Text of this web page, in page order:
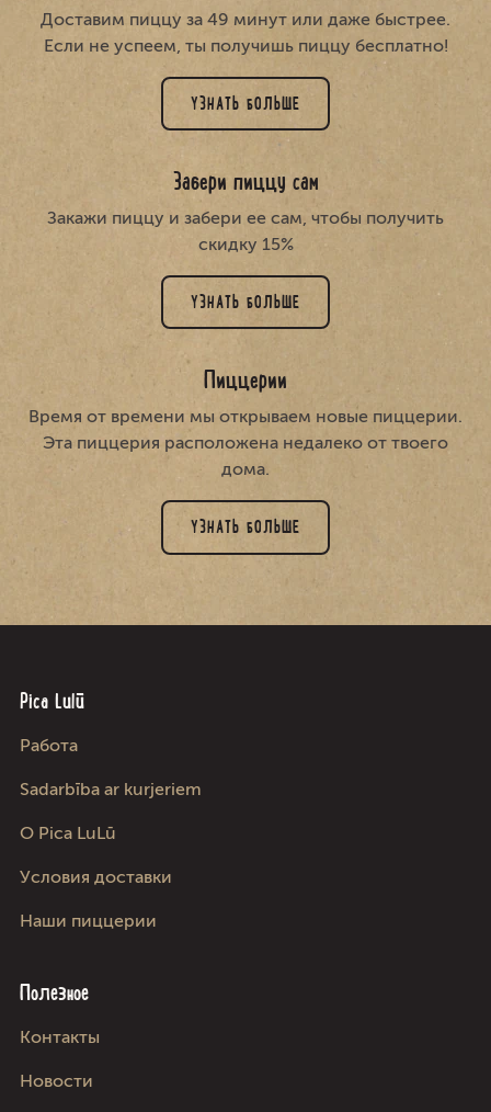
Доставим пиццу за 49 минут или даже быстрее.
Если не успеем, ты получишь пиццу бесплатно!
УЗНАТЬ БОЛЬШЕ
Забери пиццу сам
Закажи пиццу и забери ее сам, чтобы получить
скидку 15%
УЗНАТЬ БОЛЬШЕ
Пиццерии
Время от времени мы открываем новые пиццерии.
Эта пиццерия расположена недалеко от твоего
дома.
УЗНАТЬ БОЛЬШЕ
Pica Lulū
Работа
Sadarbība ar kurjeriem
О Pica LuLū
Условия доставки
Наши пиццерии
Полезное
Kонтакты
Новости